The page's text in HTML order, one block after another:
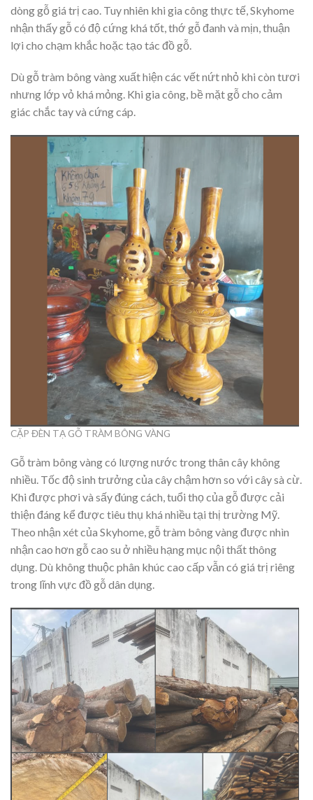
dòng gỗ giá trị cao. Tuy nhiên khi gia công thực tế, Skyhome
nhận thấy gỗ có độ cứng khá tốt, thớ gỗ đanh và mịn, thuận
lợi cho chạm khắc hoặc tạo tác đồ gỗ.
Dù gỗ tràm bông vàng xuất hiện các vết nứt nhỏ khi còn tươi
nhưng lớp vỏ khá mỏng. Khi gia công, bề mặt gỗ cho cảm
giác chắc tay và cứng cáp.
CẶP ĐÈN TẠ GỖ TRÀM BÔNG VÀNG
Gỗ tràm bông vàng có lượng nước trong thân cây không
nhiều. Tốc độ sinh trưởng của cây chậm hơn so với cây sà cừ.
Khi được phơi và sấy đúng cách, tuổi thọ của gỗ được cải
thiện đáng kể được tiêu thụ khá nhiều tại thị trường Mỹ.
Theo nhận xét của Skyhome, gỗ tràm bông vàng được nhìn
nhận cao hơn gỗ cao su ở nhiều hạng mục nội thất thông
dụng. Dù không thuộc phân khúc cao cấp vẫn có giá trị riêng
trong lĩnh vực đồ gỗ dân dụng.